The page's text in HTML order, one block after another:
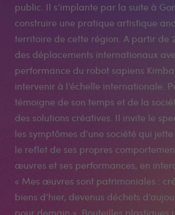
public. Il s’implante par la suite à
construire une pratique artistique
territoire de cette région. A partir de
des déplacements internationaux
performance du robot sapiens
intervenir à l’échelle internationale.
témoigne de son temps et de la
des solutions créatives. Il invite le
les symptômes d’une société qui
le reflet de ses propres
œuvres et ses performances, en
« Mes œuvres sont patrimoniales :
biens d’hier, devenus déchets
pour demain ». Bouteilles plastiques